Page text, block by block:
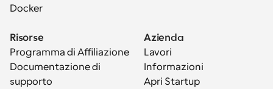
Docker
Risorse
Programma di Affiliazione
Documentazione di
supporto
Azienda
Lavori
Informazioni
Apri Startup